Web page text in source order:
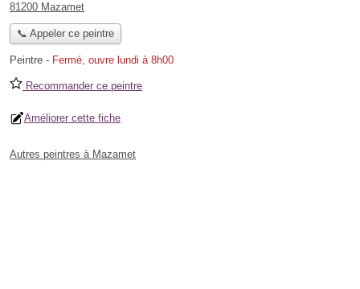
81200 Mazamet
📞 Appeler ce peintre
Peintre - Fermé, ouvre lundi à 8h00
Recommander ce peintre
Améliorer cette fiche
Autres peintres à Mazamet